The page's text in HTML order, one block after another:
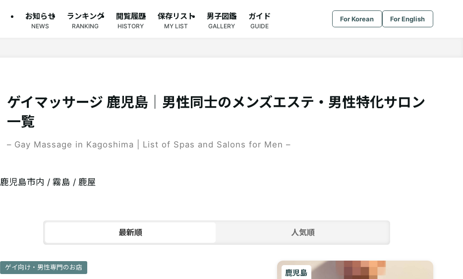
お知らせ
NEWS
ランキング
RANKING
閲覧履歴
HISTORY
保存リスト
MY LIST
男子図鑑
GALLERY
ガイド
GUIDE
For Korean For English
ゲイマッサージ 鹿児島｜男性同士のメンズエステ・男性特化サロン
一覧
– Gay Massage in Kagoshima | List of Spas and Salons for Men –
鹿児島市内 / 霧島 / 鹿屋
最新順 人気順
鹿児島
ゲイ向け・男性専門のお店